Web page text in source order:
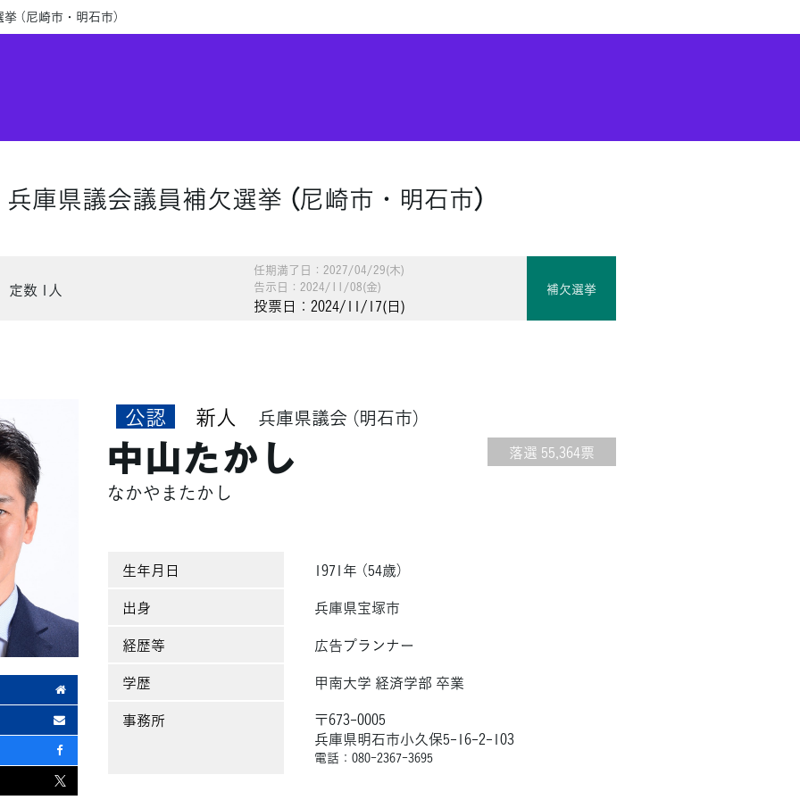
（尼崎市・明石市）
兵庫県議会議員補欠選挙 （尼崎市・明石市）
定数 1人
任期満了日：2027/04/29(木)
告示日：2024/11/08(金)
投票日：2024/11/17(日)
補欠選挙
公認 新人 兵庫県議会 （明石市）
落選 55,364票
中山たかし
なかやまたかし
生年月日
1971年 （54歳）
出身
兵庫県宝塚市
経歴等
広告プランナー
学歴
甲南大学 経済学部 卒業
事務所
〒673-0005
兵庫県明石市小久保5-16-2-103
電話：080-2367-3695